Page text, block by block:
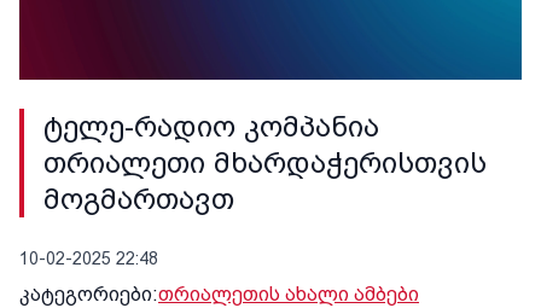
ტელე-რადიო კომპანია
თრიალეთი მხარდაჭერისთვის
მოგმართავთ
10-02-2025 22:48
კატეგორიები:თრიალეთის ახალი ამბები